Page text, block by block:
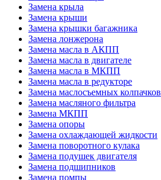
Замена крыла
Замена крыши
Замена крышки багажника
Замена лонжерона
Замена масла в АКПП
Замена масла в двигателе
Замена масла в МКПП
Замена масла в редукторе
Замена маслосъемных колпачков
Замена масляного фильтра
Замена МКПП
Замена опоры
Замена охлаждающей жидкости
Замена поворотного кулака
Замена подушек двигателя
Замена подшипников
Замена помпы